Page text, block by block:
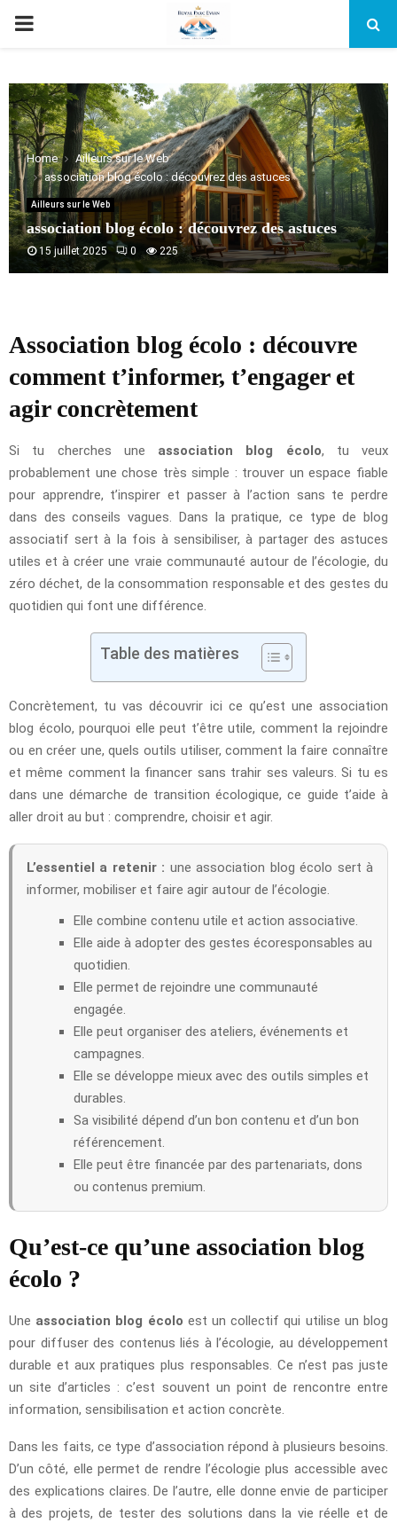
PRIMARY
Home
Ailleurs sur le Web
association blog écolo : découvrez des astuces
Ailleurs sur le Web
association blog écolo : découvrez des astuces
15 juillet 2025 0 225
Association blog écolo : découvre
comment t’informer, t’engager et
agir concrètement
Si tu cherches une association blog écolo, tu veux
probablement une chose très simple : trouver un espace fiable
pour apprendre, t’inspirer et passer à l’action sans te perdre
dans des conseils vagues. Dans la pratique, ce type de blog
associatif sert à la fois à sensibiliser, à partager des astuces
utiles et à créer une vraie communauté autour de l’écologie, du
zéro déchet, de la consommation responsable et des gestes du
quotidien qui font une différence.
Table des matières
Concrètement, tu vas découvrir ici ce qu’est une association
blog écolo, pourquoi elle peut t’être utile, comment la rejoindre
ou en créer une, quels outils utiliser, comment la faire connaître
et même comment la financer sans trahir ses valeurs. Si tu es
dans une démarche de transition écologique, ce guide t’aide à
aller droit au but : comprendre, choisir et agir.
L’essentiel a retenir : une association blog écolo sert à
informer, mobiliser et faire agir autour de l’écologie.
Elle combine contenu utile et action associative.
Elle aide à adopter des gestes écoresponsables au
quotidien.
Elle permet de rejoindre une communauté
engagée.
Elle peut organiser des ateliers, événements et
campagnes.
Elle se développe mieux avec des outils simples et
durables.
Sa visibilité dépend d’un bon contenu et d’un bon
référencement.
Elle peut être financée par des partenariats, dons
ou contenus premium.
Qu’est-ce qu’une association blog
écolo ?
Une association blog écolo est un collectif qui utilise un blog
pour diffuser des contenus liés à l’écologie, au développement
durable et aux pratiques plus responsables. Ce n’est pas juste
un site d’articles : c’est souvent un point de rencontre entre
information, sensibilisation et action concrète.
Dans les faits, ce type d’association répond à plusieurs besoins.
D’un côté, elle permet de rendre l’écologie plus accessible avec
des explications claires. De l’autre, elle donne envie de participer
à des projets, de tester des solutions dans la vie réelle et de